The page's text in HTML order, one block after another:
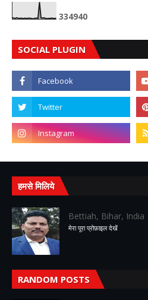
334940
SOCIAL PLUGIN
हमसे मिलिये
Bettiah, Bihar, India
मेरा पूरा प्रोफ़ाइल देखें
RANDOM POSTS